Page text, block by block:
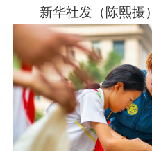
新华社发（陈熙摄）